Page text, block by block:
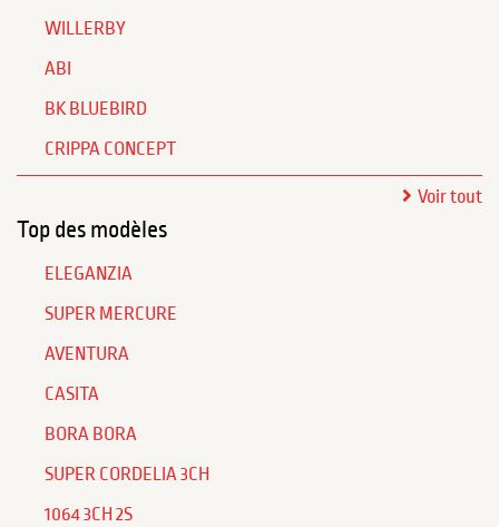
WILLERBY
ABI
BK BLUEBIRD
CRIPPA CONCEPT
Voir tout
Top des modèles
ELEGANZIA
SUPER MERCURE
AVENTURA
CASITA
BORA BORA
SUPER CORDELIA 3CH
1064 3CH 2S